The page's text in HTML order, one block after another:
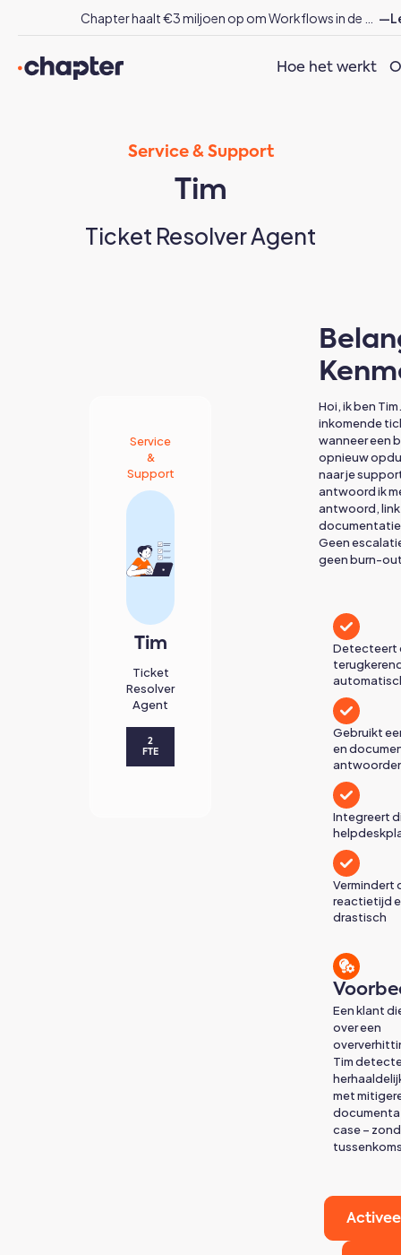
Hoe het werkt
Service & Support
Tim
Ticket Resolver Agent
Service
&
Support
Tim
Ticket
Resolver
Agent
2
FTE
Hoi, ik ben
inkomende
wanneer een
opnieuw
naar je
antwoord ik
antwoord,
documentatie
Geen
geen burn-
Detecteert
Gebruikt
en
Integreert
Vermindert
reactietijd
drastisch
Een klant
over een
Tim
met
case –